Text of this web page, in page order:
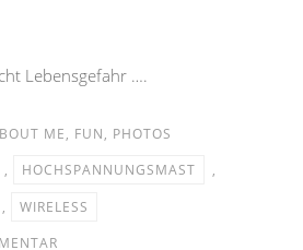
Lebensgefahr ….
ME, FUN, PHOTOS
, HOCHSPANNUNGSMAST
,
,
WIRELESS